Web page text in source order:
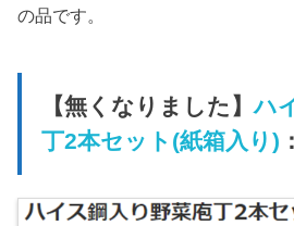
の品です。
【無くなりました】ハ
丁2本セット(紙箱入り)